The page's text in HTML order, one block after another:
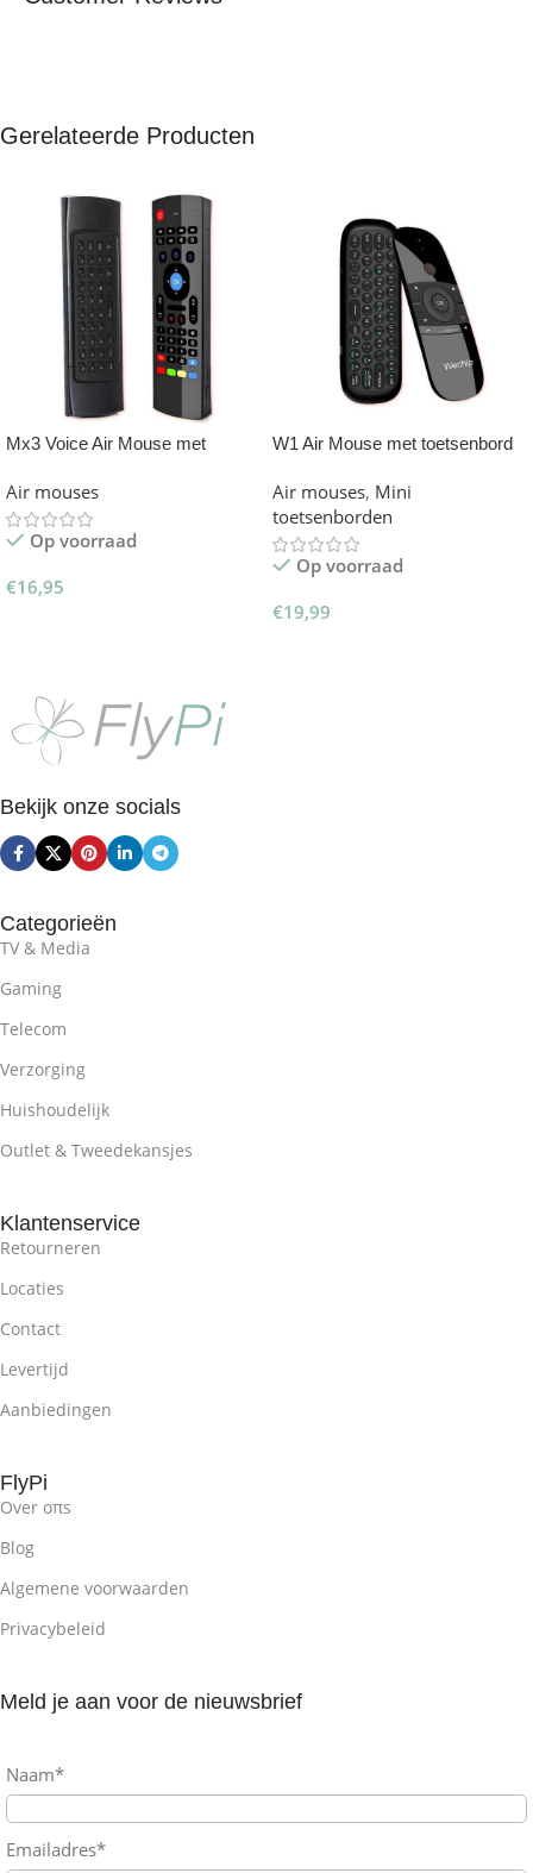
Gerelateerde Producten
Mx3 Voice Air Mouse met
Air mouses
Op voorraad
€16,95
W1 Air Mouse met toetsenbord
Air mouses, Mini
toetsenborden
Op voorraad
€19,99
Bekijk onze socials
Categorieën
TV & Media
Gaming
Telecom
Verzorging
Huishoudelijk
Outlet & Tweedekansjes
Klantenservice
Retourneren
Locaties
Contact
Levertijd
Aanbiedingen
FlyPi
Over oπs
Blog
Algemene voorwaarden
Privacybeleid
Meld je aan voor de nieuwsbrief
Naam*
Emailadres*